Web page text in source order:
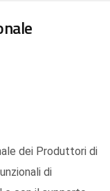
dei Produttori di
di